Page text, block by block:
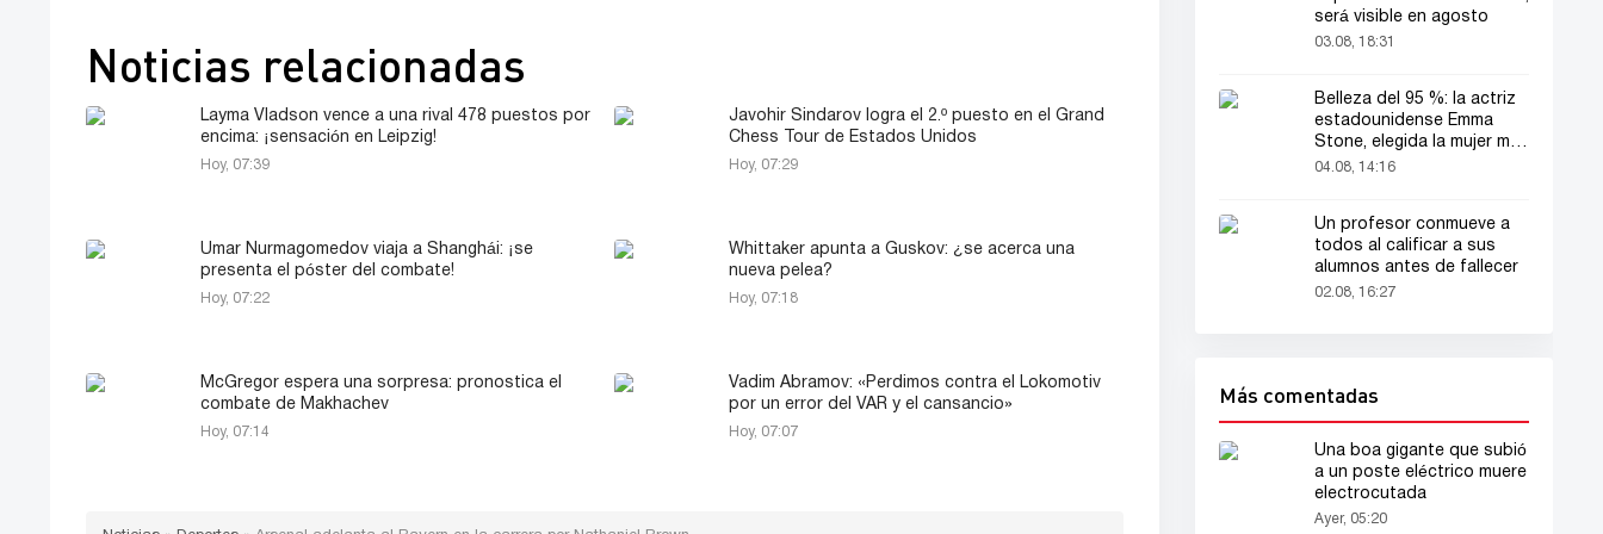
Noticias relacionadas
Layma Vladson vence a una rival 478 puestos por
encima: ¡sensación en Leipzig!
Hoy, 07:39
Javohir Sindarov logra el 2.º puesto en el Grand
Chess Tour de Estados Unidos
Hoy, 07:29
Umar Nurmagomedov viaja a Shanghái: ¡se
presenta el póster del combate!
Hoy, 07:22
Whittaker apunta a Guskov: ¿se acerca una
nueva pelea?
Hoy, 07:18
McGregor espera una sorpresa: pronostica el
combate de Makhachev
Hoy, 07:14
Vadim Abramov: «Perdimos contra el Lokomotiv
por un error del VAR y el cansancio»
Hoy, 07:07
será visible en agosto
03.08, 18:31
Belleza del 95 %: la actriz
estadounidense Emma
Stone, elegida la mujer más
bella del mundo
04.08, 14:16
Un profesor conmueve a
todos al calificar a sus
alumnos antes de fallecer
02.08, 16:27
Más comentadas
Una boa gigante que subió
a un poste eléctrico muere
electrocutada
Ayer, 05:20